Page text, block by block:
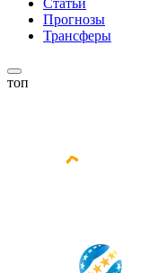
Статьи
Прогнозы
Трансферы
топ